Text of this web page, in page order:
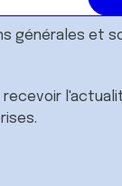
générales et